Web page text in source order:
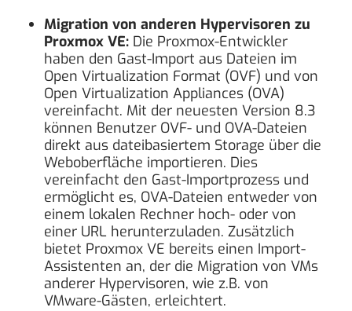
Migration von anderen Hypervisoren zu
Proxmox VE: Die Proxmox-Entwickler
haben den Gast-Import aus Dateien im
Open Virtualization Format (OVF) und von
Open Virtualization Appliances (OVA)
vereinfacht. Mit der neuesten Version 8.3
können Benutzer OVF- und OVA-Dateien
direkt aus dateibasiertem Storage über die
Weboberfläche importieren. Dies
vereinfacht den Gast-Importprozess und
ermöglicht es, OVA-Dateien entweder von
einem lokalen Rechner hoch- oder von
einer URL herunterzuladen. Zusätzlich
bietet Proxmox VE bereits einen Import-
Assistenten an, der die Migration von VMs
anderer Hypervisoren, wie z.B. von
VMware-Gästen, erleichtert.